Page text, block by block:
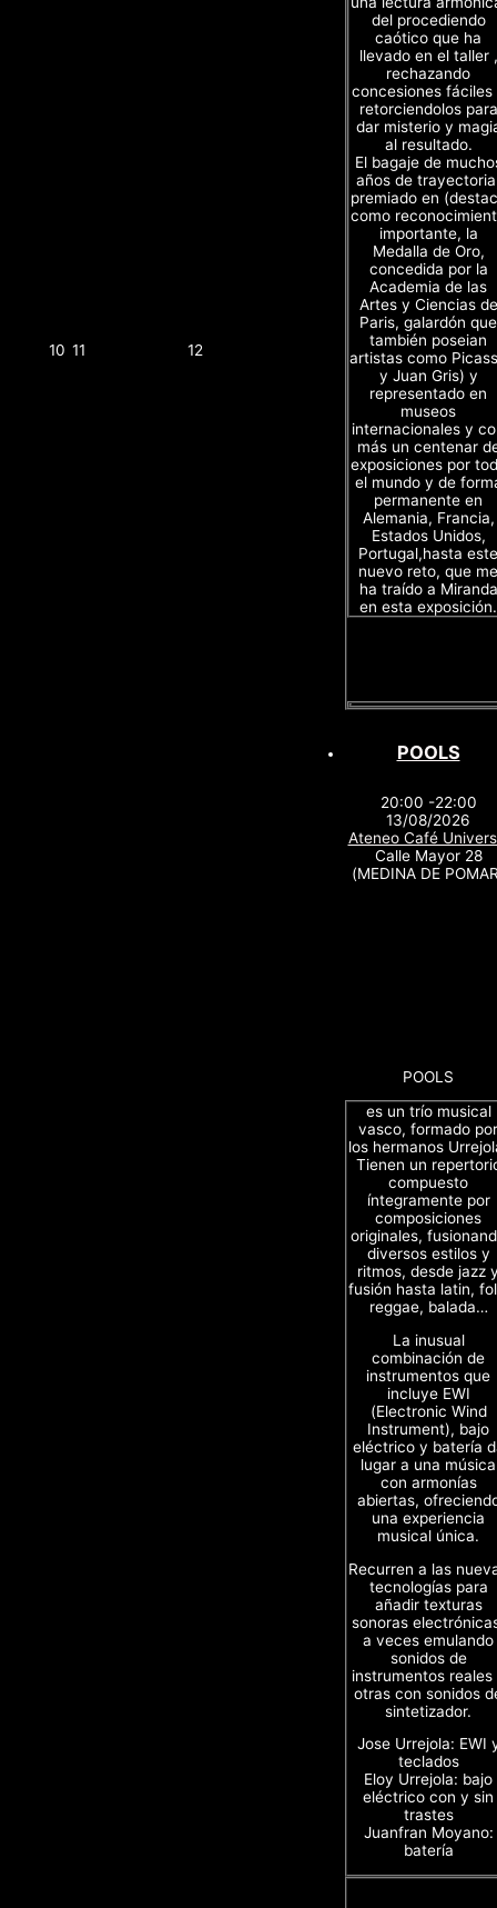
10 11 12
del procediendo
caótico que ha
llevado en el taller ,
rechazando
concesiones fáciles
retorciendolos para
dar misterio y
al resultado.
El bagaje de
años de
premiado en
como
importante, la
Medalla de Oro,
concedida por la
Academia de las
Artes y Ciencias de
Paris, galardón que
también poseian
artistas como
y Juan Gris) y
representado en
museos
internacionales y
más un centenar
exposiciones por
el mundo y de
permanente en
Alemania, Francia,
Estados Unidos,
Portugal,hasta este
nuevo reto, que me
ha traído a Miranda
en esta exposición.
POOLS
20:00 -22:00
13/08/2026
Ateneo Café
Calle Mayor 28
(MEDINA DE
POOLS
es un trío musical
vasco, formado por
los hermanos
Tienen un
compuesto
íntegramente por
composiciones
originales,
diversos estilos y
ritmos, desde jazz
fusión hasta latin,
reggae, balada…
La inusual
combinación de
instrumentos que
incluye EWI
(Electronic Wind
Instrument), bajo
eléctrico y batería
lugar a una música
con armonías
abiertas,
una experiencia
musical única.
Recurren a las
tecnologías para
añadir texturas
sonoras
a veces emulando
sonidos de
instrumentos reales
otras con sonidos
sintetizador.
Jose Urrejola: EWI
teclados
Eloy Urrejola: bajo
eléctrico con y sin
trastes
Juanfran Moyano:
batería